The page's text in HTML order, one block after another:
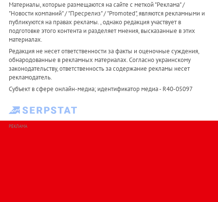
Материалы, которые размещаются на сайте с меткой "Реклама" /
"Новости компаний" / "Пресрелиз" / "Promoted", являются рекламными и
публикуются на правах рекламы. , однако редакция участвует в
подготовке этого контента и разделяет мнения, высказанные в этих
материалах.
Редакция не несет ответственности за факты и оценочные суждения,
обнародованные в рекламных материалах. Согласно украинскому
законодательству, ответственность за содержание рекламы несет
рекламодатель.
Субъект в сфере онлайн-медиа; идентификатор медиа - R40-05097
РЕКЛАМА